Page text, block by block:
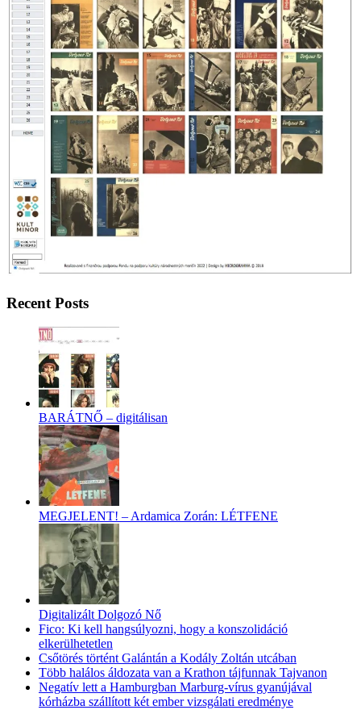
Recent Posts
BARÁTNŐ – digitálisan
MEGJELENT! – Ardamica Zorán: LÉTFENE
Digitalizált Dolgozó Nő
Fico: Ki kell hangsúlyozni, hogy a konszolidáció
elkerülhetetlen
Csőtörés történt Galántán a Kodály Zoltán utcában
Több halálos áldozata van a Krathon tájfunnak Tajvanon
Negatív lett a Hamburgban Marburg-vírus gyanújával
kórházba szállított két ember vizsgálati eredménye